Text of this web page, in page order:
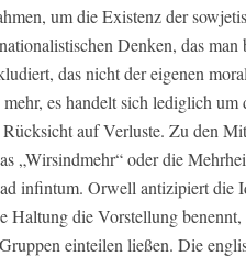
um die Existenz der
Denken, das
das nicht der eigenen
es handelt sich lediglich
auf Verluste. Zu den
„Wirsindmehr“ oder die
infintum. Orwell antizipiert
Haltung die Vorstellung
einteilen ließen. Die